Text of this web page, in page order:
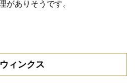
がありそうです。
ィンクス